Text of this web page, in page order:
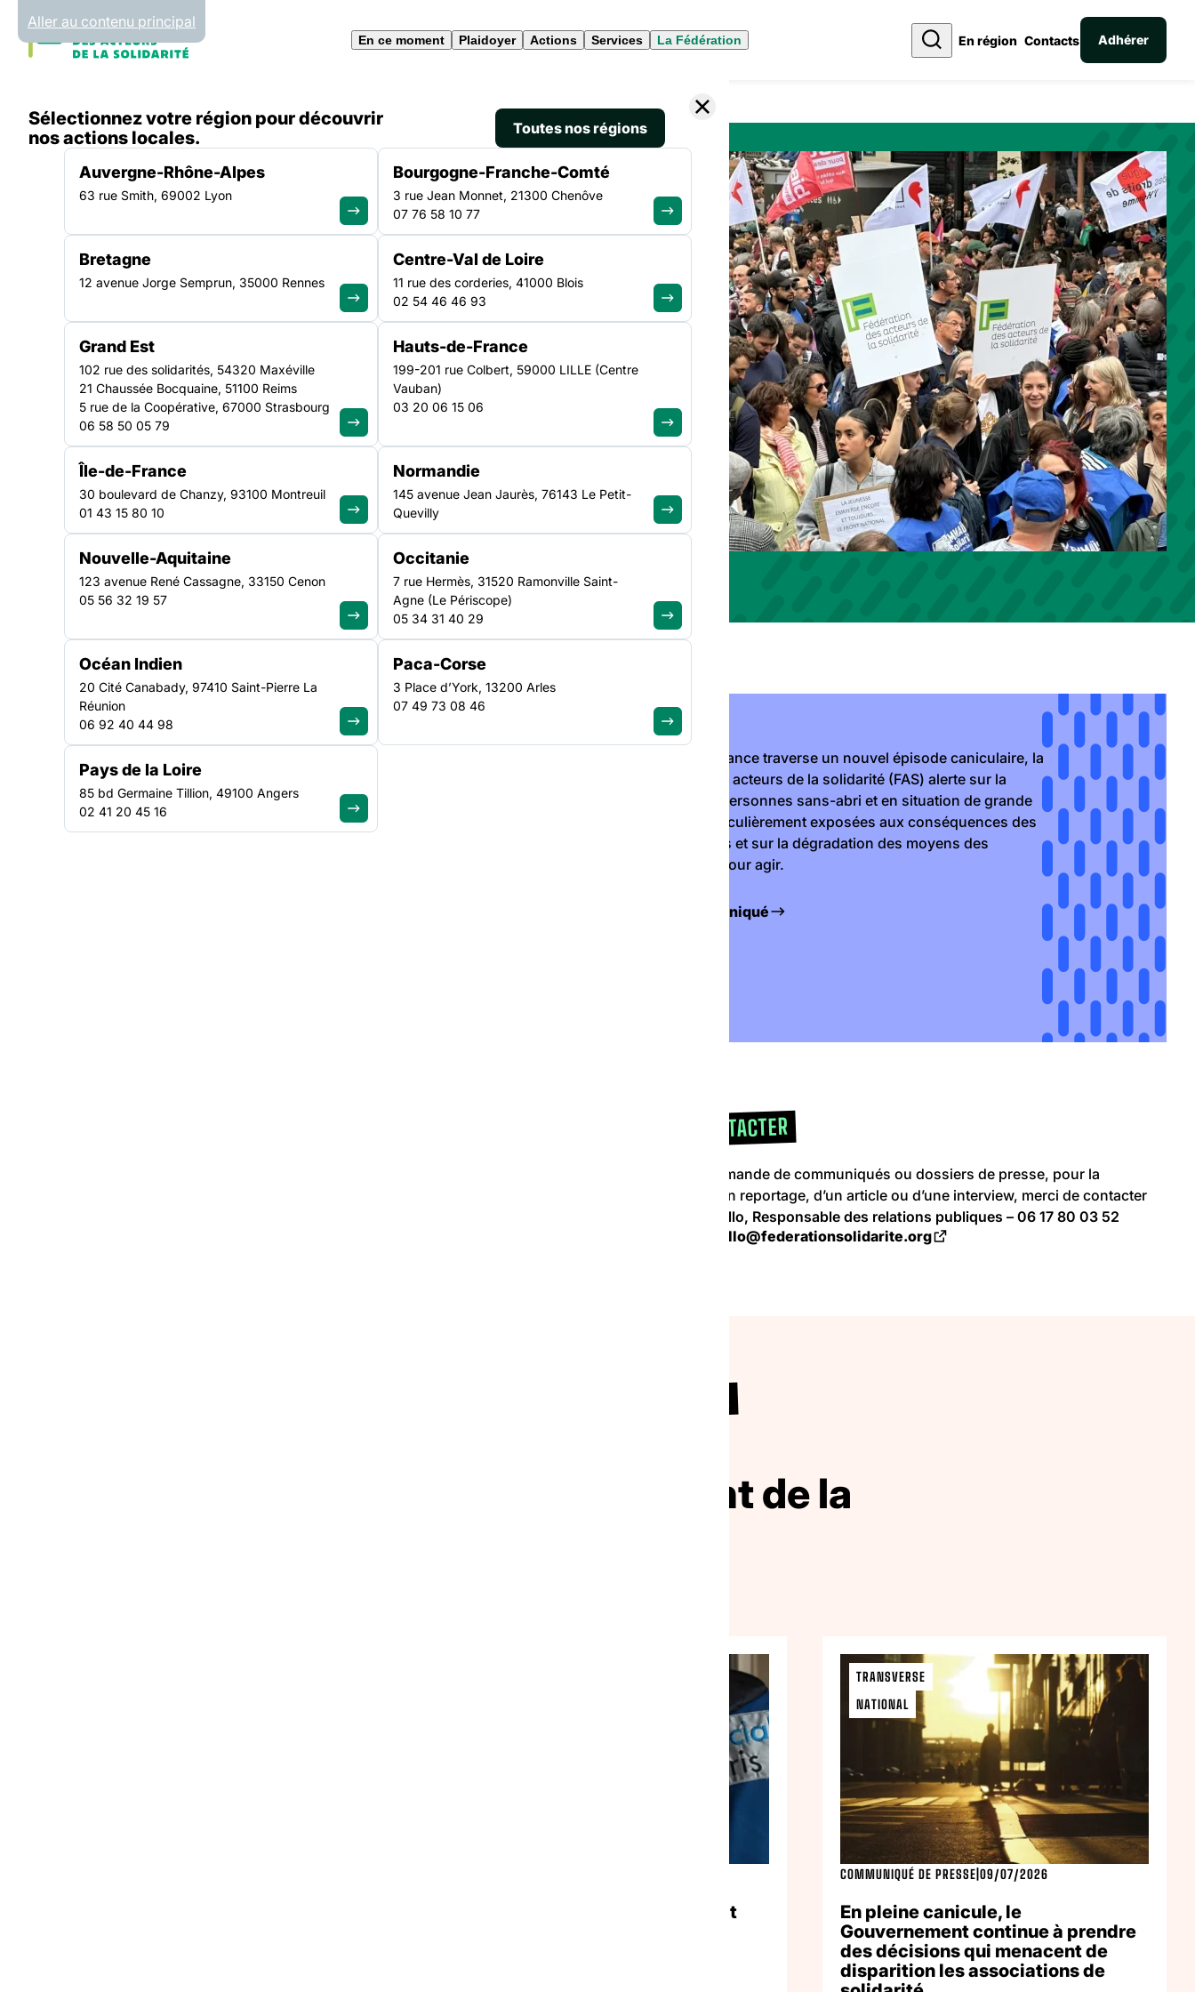
Panneau de gestion des cookies
Aller au contenu principal
En ce moment Plaidoyer Actions Services La Fédération En région Contacts Adhérer
Accueil Presse
ESPACE PRESSE
Vous êtes journaliste ?
Retrouvez ici les communiqués de presse de la FAS ainsi que les informations
de notre service presse.
COMMUNIQUÉ DE PRESSE
Canicule : les personnes les
Alors que la France traverse un nouvel épisode caniculaire, la
Fédération des acteurs de la solidarité (FAS) alerte sur la
situation des personnes sans-abri et en situation de grande
précarité, particulièrement exposées aux conséquences des
fortes chaleurs et sur la dégradation des moyens des
associations pour agir.
Lire le communiqué
NOUS CONTACTER
Pour toute demande de communiqués ou dossiers de presse, pour la
réalisation d’un reportage, d’un article ou d’une interview, merci de contacter
Charlotte Abello, Responsable des relations publiques – 06 17 80 03 52
charlotte.abello@federationsolidarite.org
Ouvrir dans un nouvel onglet
NOS COMMUNIQUÉS DE PRESSE
Suivez le mouvement de la
La mobilisation associative doit
TRANSVERSE
NATIONAL
COMMUNIQUÉ DE PRESSE |09/07/2026
En pleine canicule, le
Gouvernement continue à prendre
des décisions qui menacent de
disparition les associations de
Sélectionnez votre région pour découvrir
nos actions locales.
Toutes nos régions
Auvergne-Rhône-Alpes
63 rue Smith, 69002 Lyon
Bourgogne-Franche-Comté
3 rue Jean Monnet, 21300 Chenôve
07 76 58 10 77
Bretagne
12 avenue Jorge Semprun, 35000 Rennes
Centre-Val de Loire
11 rue des corderies, 41000 Blois
02 54 46 46 93
Grand Est
102 rue des solidarités, 54320 Maxéville
21 Chaussée Bocquaine, 51100 Reims
5 rue de la Coopérative, 67000 Strasbourg
06 58 50 05 79
Hauts-de-France
199-201 rue Colbert, 59000 LILLE (Centre
Vauban)
03 20 06 15 06
Île-de-France
30 boulevard de Chanzy, 93100 Montreuil
01 43 15 80 10
Normandie
145 avenue Jean Jaurès, 76143 Le Petit-
Quevilly
Nouvelle-Aquitaine
123 avenue René Cassagne, 33150 Cenon
05 56 32 19 57
Occitanie
7 rue Hermès, 31520 Ramonville Saint-
Agne (Le Périscope)
05 34 31 40 29
Océan Indien
20 Cité Canabady, 97410 Saint-Pierre La
Réunion
06 92 40 44 98
Paca-Corse
3 Place d’York, 13200 Arles
07 49 73 08 46
Pays de la Loire
85 bd Germaine Tillion, 49100 Angers
02 41 20 45 16